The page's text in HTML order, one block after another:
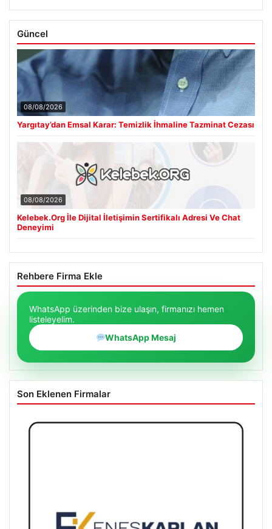
Güncel
08/08/2026
Yargıtay’dan Emsal Karar: Temizlik İhmaline Tazminat Cezası
08/08/2026
Kelebek.Org İle Dijital İletişimin Sertifikalı Adresi Ve Chat
Deneyimi
Rehbere Firma Ekle
WhatsApp üzerinden bize ulaşın, firmanızı hemen
listeleyelim.
WhatsApp Mesaj
Son Eklenen Firmalar